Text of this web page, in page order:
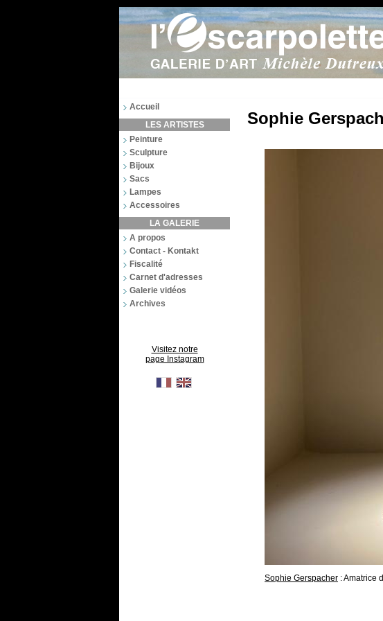
Accueil
LES ARTISTES
Peinture
Sculpture
Bijoux
Sacs
Lampes
Accessoires
LA GALERIE
A propos
Contact - Kontakt
Fiscalité
Carnet d'adresses
Galerie vidéos
Archives
Visitez notre
page Instagram
Sophie
Sophie Gerspacher : Amatrice